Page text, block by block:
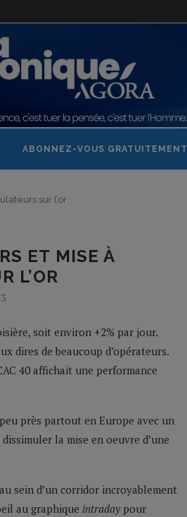
ABONNEZ-VOUS GRATUITEMENT
sur l’or
ET MISE À
L’OR
soit environ +2% par jour.
dires de beaucoup d’opérateurs.
40 affichait une performance
près partout en Europe avec un
la mise en oeuvre d’une
sein d’un corridor incroyablement
au graphique intraday pour